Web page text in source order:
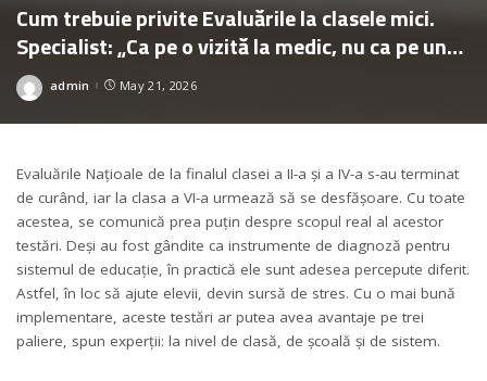
Cum trebuie privite Evaluările la clasele mici.
Specialist: „Ca pe o vizită la medic, nu ca pe una
la tribunal”
Posted
admin May 21, 2026
Evaluările Națioale de la finalul clasei a II-a și a IV-a s-au terminat
de curând, iar la clasa a VI-a urmează să se desfășoare. Cu toate
acestea, se comunică prea puțin despre scopul real al acestor
testări. Deși au fost gândite ca instrumente de diagnoză pentru
sistemul de educație, în practică ele sunt adesea percepute diferit.
Astfel, în loc să ajute elevii, devin sursă de stres. Cu o mai bună
implementare, aceste testări ar putea avea avantaje pe trei
paliere, spun experții: la nivel de clasă, de școală și de sistem.